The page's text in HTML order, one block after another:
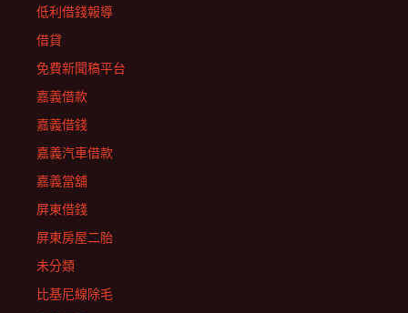
低利借錢報導
借貸
免費新聞稿平台
嘉義借款
嘉義借錢
嘉義汽車借款
嘉義當舖
屏東借錢
屏東房屋二胎
未分類
比基尼線除毛